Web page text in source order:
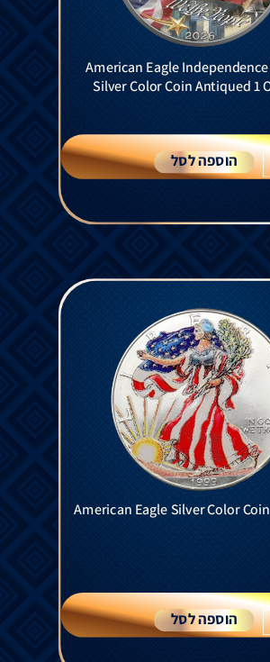
American Eagle
Silver Color Coin Antiqued 1
הוספה לסל
American Eagle Silver Color
הוספה לסל